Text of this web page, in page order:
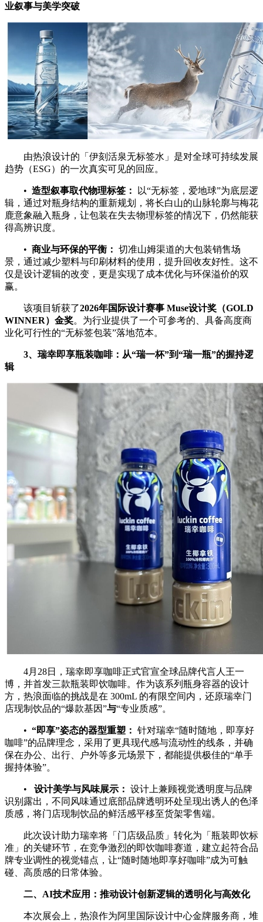
业叙事与美学突破
由热浪设计的「伊刻活泉无标签水」是对全球可持续发展
趋势（ESG）的一次真实可见的回应。
• 造型叙事取代物理标签：
以“无标签，爱地球”为底层逻
辑，通过对瓶身结构的重新规划，将长白山的山脉轮廓与梅花
鹿意象融入瓶身，让包装在失去物理标签的情况下，仍然能获
得高辨识度。
• 商业与环保的平衡： 切准山姆渠道的大包装销售场
景，通过减少塑料与印刷材料的使用，提升回收友好性。这不
仅是设计逻辑的改变，更是实现了成本优化与环保溢价的双
赢。
该项目斩获了2026年国际设计赛事 Muse设计奖（GOLD
WINNER）金奖。为行业提供了一个可参考的、具备高度商
业化可行性的“无标签包装”落地范本。
3、瑞幸即享瓶装咖啡：从“瑞一杯”到“瑞一瓶”的握持逻
辑
4月28日，瑞幸即享咖啡正式官宣全球品牌代言人王一
博，并首发三款瓶装即饮咖啡。作为该系列瓶身容器的设计
方，热浪面临的挑战是在 300mL 的有限空间内，还原瑞幸门
店现制饮品的“爆款基因”与“专业质感”。
• “即享”姿态的器型重塑： 针对瑞幸“随时随地，即享好
咖啡”的品牌理念，采用了更具现代感与流动性的线条，并确
保在办公、出行、户外等多元场景下，都能提供极佳的“单手
握持体验”。
• 设计美学与风味展示： 设计上兼顾视觉透明度与品牌
识别露出，不同风味通过底部品牌透明环处呈现出诱人的色泽
质感，将门店现制饮品的鲜活感平移至货架零售端。
此次设计助力瑞幸将「门店级品质」转化为「瓶装即饮标
准」的关键环节，在竞争激烈的即饮咖啡赛道，建立起符合品
牌专业调性的视觉锚点，让“随时随地即享好咖啡”成为可触
碰、高质感的日常体验。
二、 AI技术应用：推动设计创新逻辑的透明化与高效化
本次展会上，热浪作为阿里国际设计中心金牌服务商，堆